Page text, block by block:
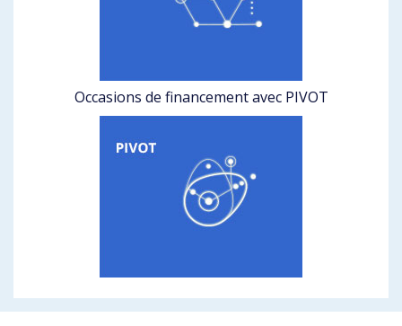
Occasions de financement avec PIVOT